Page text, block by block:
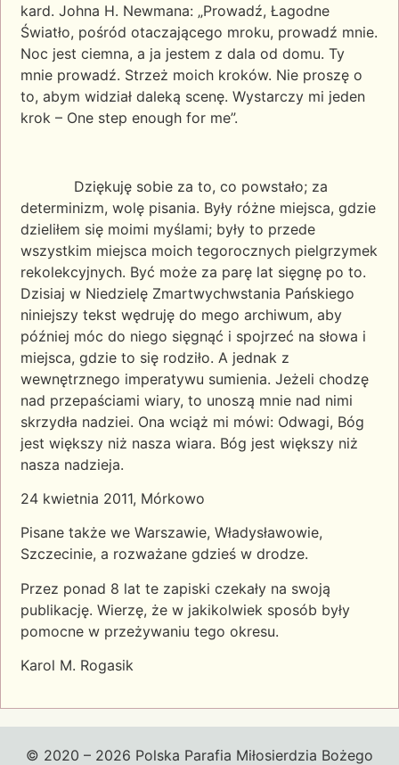
kard. Johna H. Newmana: „Prowadź, Łagodne
Światło, pośród otaczającego mroku, prowadź mnie.
Noc jest ciemna, a ja jestem z dala od domu. Ty
mnie prowadź. Strzeż moich kroków. Nie proszę o
to, abym widział daleką scenę. Wystarczy mi jeden
krok – One step enough for me”.
Dziękuję sobie za to, co powstało; za
determinizm, wolę pisania. Były różne miejsca, gdzie
dzieliłem się moimi myślami; były to przede
wszystkim miejsca moich tegorocznych pielgrzymek
rekolekcyjnych. Być może za parę lat sięgnę po to.
Dzisiaj w Niedzielę Zmartwychwstania Pańskiego
niniejszy tekst wędruję do mego archiwum, aby
później móc do niego sięgnąć i spojrzeć na słowa i
miejsca, gdzie to się rodziło. A jednak z
wewnętrznego imperatywu sumienia. Jeżeli chodzę
nad przepaściami wiary, to unoszą mnie nad nimi
skrzydła nadziei. Ona wciąż mi mówi: Odwagi, Bóg
jest większy niż nasza wiara. Bóg jest większy niż
nasza nadzieja.
24 kwietnia 2011, Mórkowo
Pisane także we Warszawie, Władysławowie,
Szczecinie, a rozważane gdzieś w drodze.
Przez ponad 8 lat te zapiski czekały na swoją
publikację. Wierzę, że w jakikolwiek sposób były
pomocne w przeżywaniu tego okresu.
Karol M. Rogasik
© 2020 – 2026 Polska Parafia Miłosierdzia Bożego